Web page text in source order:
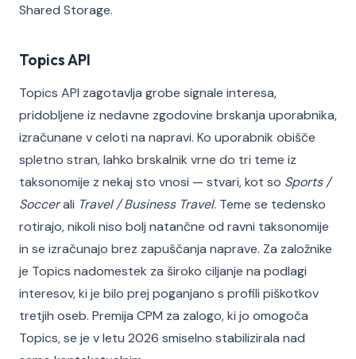
Shared Storage.
Topics API
Topics API zagotavlja grobe signale interesa,
pridobljene iz nedavne zgodovine brskanja uporabnika,
izračunane v celoti na napravi. Ko uporabnik obišče
spletno stran, lahko brskalnik vrne do tri teme iz
taksonomije z nekaj sto vnosi — stvari, kot so Sports /
Soccerali Travel / Business Travel. Teme se tedensko
rotirajo, nikoli niso bolj natančne od ravni taksonomije
in se izračunajo brez zapuščanja naprave. Za založnike
je Topics nadomestek za široko ciljanje na podlagi
interesov, ki je bilo prej poganjano s profili piškotkov
tretjih oseb. Premija CPM za zalogo, ki jo omogoča
Topics, se je v letu 2026 smiselno stabilizirala nad